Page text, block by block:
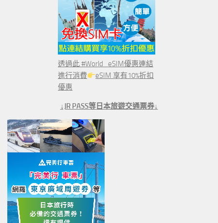
透過此 #World_eSIM優惠連結
進行消費
eSIM 享有10%折扣
優惠
↓JR PASS等日本旅遊交通票券↓